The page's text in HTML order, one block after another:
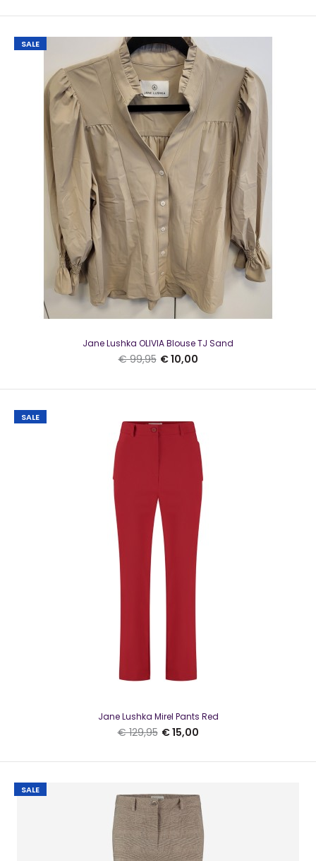
Jane Lushka Blouse Sisi/P Multi Green
€ 109,95 € 10,00
Jane Lushka Blouse Sisi/P Multi GreenSisi Blouse is een
vrouwelijke glanzende blouse uit de Jane Lus..
Jane Lushka Pants Styla Fuxia
€ 109,95
€ 10,00
Deze is gemaakt van een zeer ademen..
SALE
Jane Lushka OLIVIA Blouse TJ Sand
€ 99,95 € 10,00
SALE
Jane Lushka Mirel Pants Red
€ 129,95 € 15,00
SALE